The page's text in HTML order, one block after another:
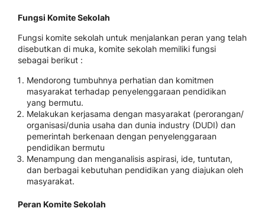
Fungsi Komite Sekolah
Fungsi komite sekolah untuk menjalankan peran yang telah
disebutkan di muka, komite sekolah memiliki fungsi
sebagai berikut :
Mendorong tumbuhnya perhatian dan komitmen
masyarakat terhadap penyelenggaraan pendidikan
yang bermutu.
Melakukan kerjasama dengan masyarakat (perorangan/
organisasi/dunia usaha dan dunia industry (DUDI) dan
pemerintah berkenaan dengan penyelenggaraan
pendidikan bermutu
Menampung dan menganalisis aspirasi, ide, tuntutan,
dan berbagai kebutuhan pendidikan yang diajukan oleh
masyarakat.
Peran Komite Sekolah